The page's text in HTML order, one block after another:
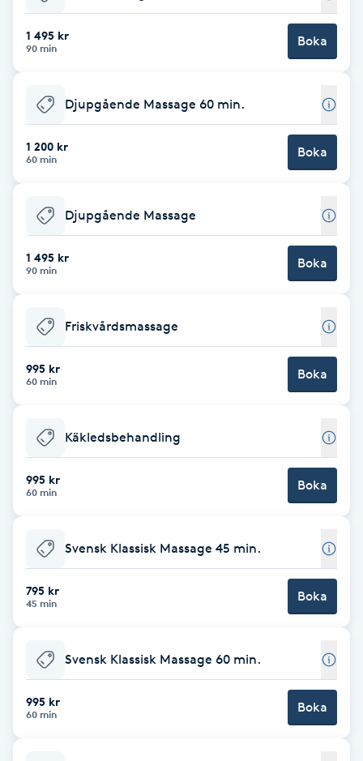
Babylights
Balayage
Barber
Barnklippning
BIAB
Blowout
Bottenfärg
Brynfärgning
Brynplockning
Celluliter
Color correction
Cryoterapi
1 495 kr
90 min Boka
Djupgående Massage 60 min.
1 200 kr
60 min Boka
Djupgående Massage
1 495 kr
90 min Boka
Friskvårdsmassage
995 kr
60 min Boka
Käkledsbehandling
995 kr
60 min Boka
Svensk Klassisk Massage 45 min.
795 kr
45 min Boka
Svensk Klassisk Massage 60 min.
995 kr
60 min Boka